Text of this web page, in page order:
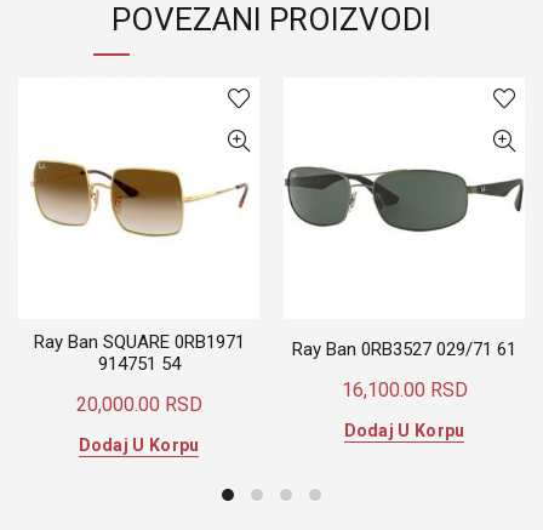
POVEZANI PROIZVODI
Ray Ban SQUARE 0RB1971
914751 54
20,000.00 RSD
Dodaj U Korpu
Ray Ban 0RB3527 029/71 61
16,100.00 RSD
Dodaj U Korpu